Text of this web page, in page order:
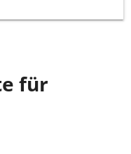
für